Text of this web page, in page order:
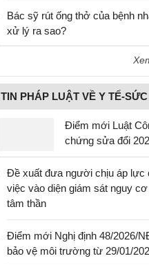
Bác sỹ rút ống thở của bệnh
xử lý ra sao?
TIN PHÁP LUẬT VỀ Y TẾ-
Điểm mới Luật
chứng sửa đổi
Đề xuất đưa người chịu áp lực
việc vào diện giám sát nguy
tâm thần
Điểm mới Nghị định 48/2026/
bảo vệ môi trường từ 29/01/